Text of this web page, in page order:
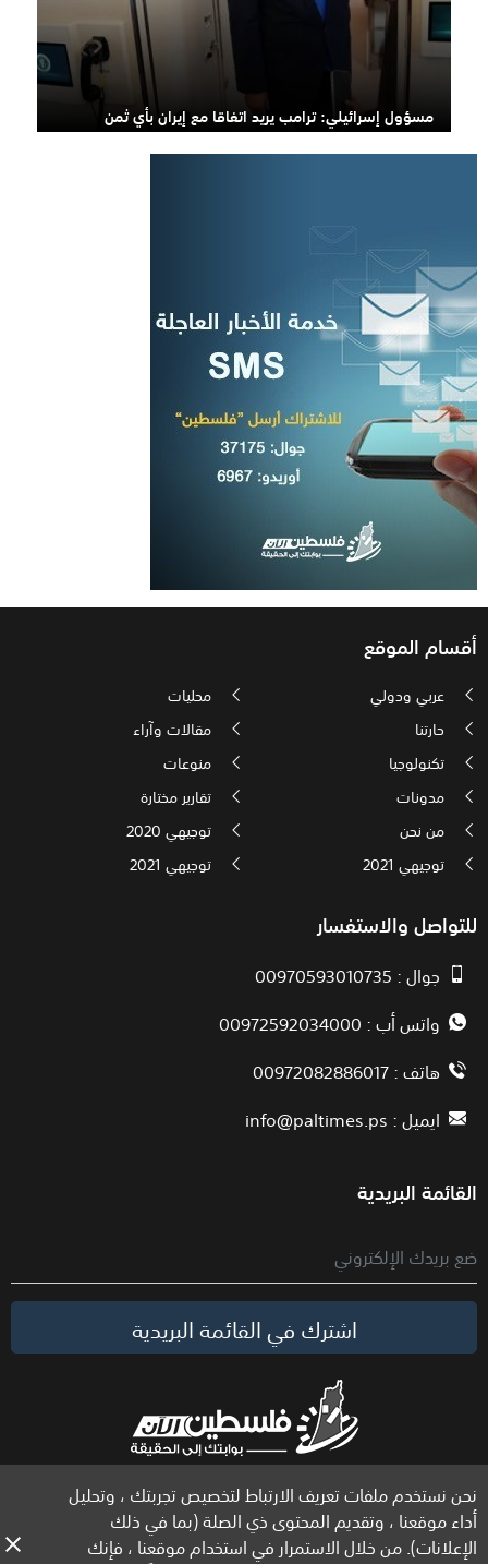
مسؤول إسرائيلي: ترامب يريد اتفاقا مع إيران بأي ثمن
نحن نستخدم ملفات تعريف الارتباط لتخصيص تجربتك ، وتحليل
أداء موقعنا ، وتقديم المحتوى ذي الصلة (بما في ذلك
الإعلانات). من خلال الاستمرار في استخدام موقعنا ، فإنك
أقسام الموقع
عربي ودولي
محليات
حارتنا
مقالات وآراء
تكنولوجيا
منوعات
مدونات
تقارير مختارة
من نحن
توجيهي 2020
توجيهي 2021
توجيهي 2021
للتواصل والاستفسار
جوال : 00970593010735
واتس أب : 00972592034000
هاتف : 00972082886017
ايميل :info@paltimes.ps
القائمة البريدية
اشترك في القائمة البريدية
الحقوق محفوظة لموقع فلسطين الآن © 2026